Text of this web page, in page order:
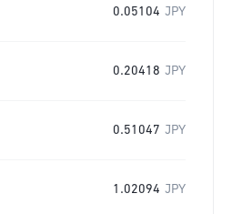
0.05104 JPY
0.20418 JPY
0.51047 JPY
1.02094 JPY